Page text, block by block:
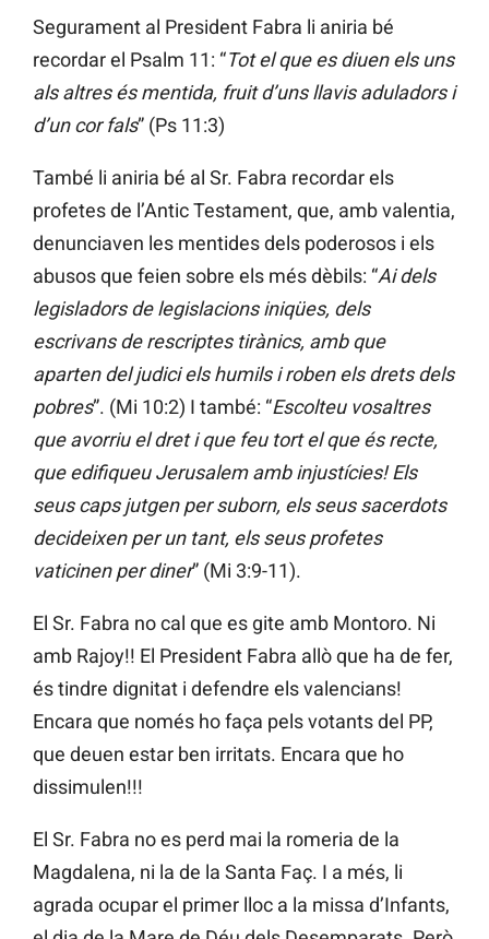
Segurament al President Fabra li aniria bé
recordar el Psalm 11: “Tot el que es diuen els uns
als altres és mentida, fruit d’uns llavis aduladors i
d’un cor fals” (Ps 11:3)
També li aniria bé al Sr. Fabra recordar els
profetes de l’Antic Testament, que, amb valentia,
denunciaven les mentides dels poderosos i els
abusos que feien sobre els més dèbils: “Ai dels
legisladors de legislacions iniqües, dels
escrivans de rescriptes tirànics, amb que
aparten del judici els humils i roben els drets dels
pobres”. (Mi 10:2) I també: “Escolteu vosaltres
que avorriu el dret i que feu tort el que és recte,
que edifiqueu Jerusalem amb injustícies! Els
seus caps jutgen per suborn, els seus sacerdots
decideixen per un tant, els seus profetes
vaticinen per diner” (Mi 3:9-11).
El Sr. Fabra no cal que es gite amb Montoro. Ni
amb Rajoy!! El President Fabra allò que ha de fer,
és tindre dignitat i defendre els valencians!
Encara que només ho faça pels votants del PP,
que deuen estar ben irritats. Encara que ho
dissimulen!!!
El Sr. Fabra no es perd mai la romeria de la
Magdalena, ni la de la Santa Faç. I a més, li
agrada ocupar el primer lloc a la missa d’Infants,